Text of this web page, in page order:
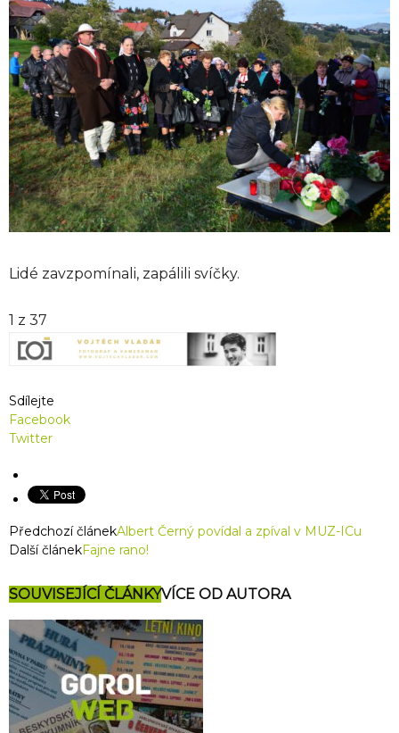
Lidé zavzpomínali, zapálili svíčky.
1 z 37
Sdílejte
Facebook
Twitter
Předchozí článekAlbert Černý povídal a zpíval v MUZ-ICu
Další článekFajne rano!
SOUVISEJÍCÍ ČLÁNKYVÍCE OD AUTORA